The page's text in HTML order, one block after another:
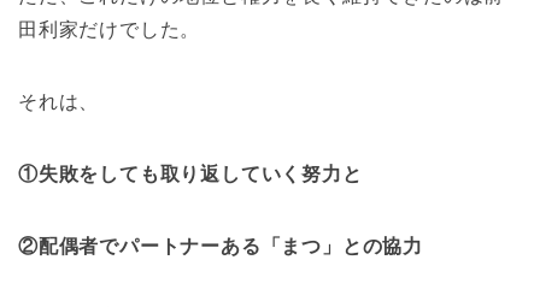
田利家だけでした。
それは、
①失敗をしても取り返していく努力と
②配偶者でパートナーある「まつ」との協力